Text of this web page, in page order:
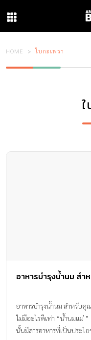
HOME ใบกะเพรา
อาหารบำรุงน้ำนม ส
อาหารบำรุงน้ำนม สำหรับคุ
ไม่มีอะไรดีเท่า “น้ำนมแม่
นั้นมีสารอาหารที่เป็นประโ